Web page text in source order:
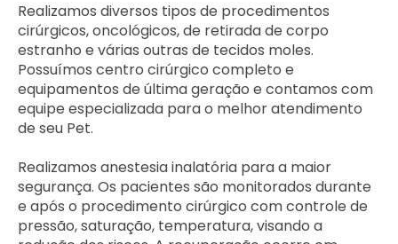
Realizamos diversos tipos de procedimentos
cirúrgicos, oncológicos, de retirada de corpo
estranho e várias outras de tecidos moles.
Possuímos centro cirúrgico completo e
equipamentos de última geração e contamos com
equipe especializada para o melhor atendimento
de seu Pet.
Realizamos anestesia inalatória para a maior
segurança. Os pacientes são monitorados durante
e após o procedimento cirúrgico com controle de
pressão, saturação, temperatura, visando a